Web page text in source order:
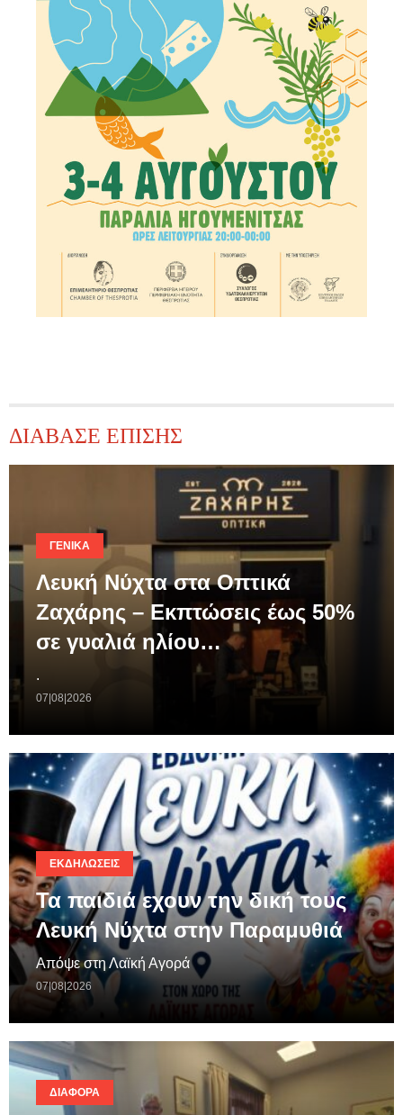
ΔΙΑΒΑΣΕ ΕΠΙΣΗΣ
ΓΕΝΙΚΆ
Λευκή Νύχτα στα Οπτικά
Ζαχάρης – Εκπτώσεις έως 50%
σε γυαλιά ηλίου…
.
07|08|2026
ΕΚΔΗΛΏΣΕΙΣ
Τα παιδιά εχουν την δική τους
Λευκή Νύχτα στην Παραμυθιά
Απόψε στη Λαϊκή Αγορά
07|08|2026
ΔΙΆΦΟΡΑ